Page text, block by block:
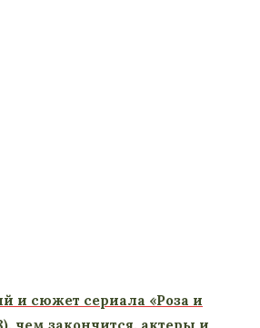
и сюжет сериала «Роза и